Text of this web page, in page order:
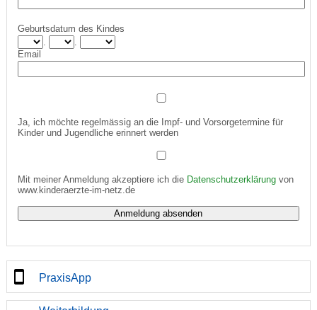
Geburtsdatum des Kindes
.
.
Email
Ja, ich möchte regelmässig an die Impf- und Vorsorgetermine für
Kinder und Jugendliche erinnert werden
Mit meiner Anmeldung akzeptiere ich die Datenschutzerklärungvon
www.kinderaerzte-im-netz.de
PraxisApp